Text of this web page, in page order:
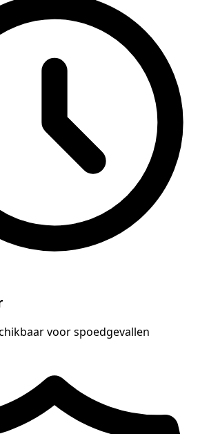
voor spoedgevallen